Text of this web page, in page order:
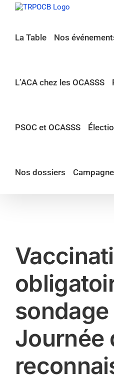
Passer
La Table Nos
L’ACA chez les OCASSS
PSOC et OCASSS
Nos dossiers
Journée